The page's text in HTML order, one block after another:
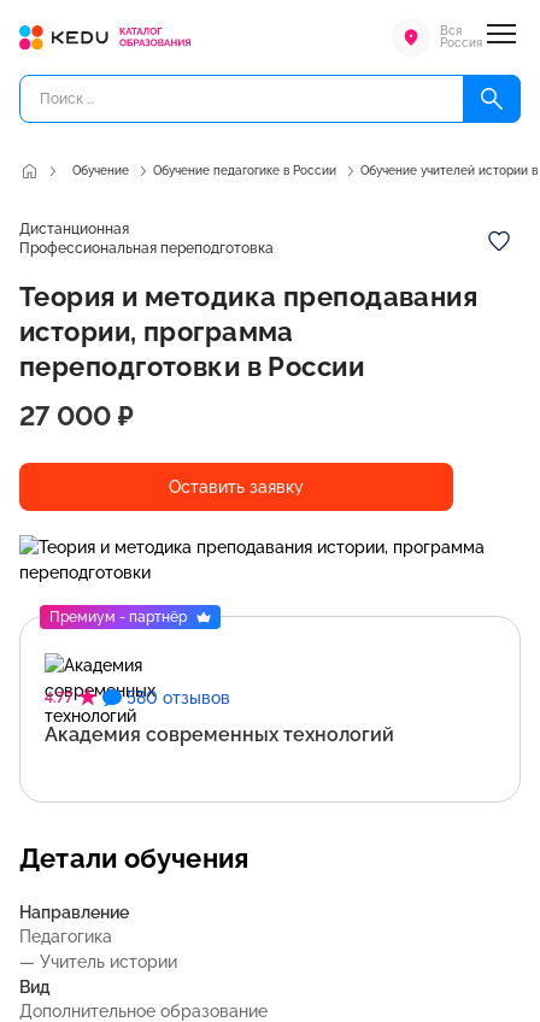
Вся
Россия
Обучение Обучение педагогике в России Обучение учителей истории
Дистанционная
Профессиональная переподготовка
Теория и методика преподавания
истории, программа
переподготовки в России
27 000 ₽
Оставить заявку
4.77 580 отзывов
Академия современных технологий
Премиум - партнёр
Детали обучения
Направление
Педагогика
— Учитель истории
Вид
Дополнительное образование